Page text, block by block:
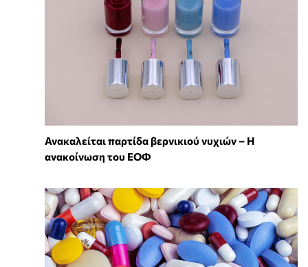
Ανακαλείται παρτίδα βερνικιού νυχιών – Η
ανακοίνωση του ΕΟΦ